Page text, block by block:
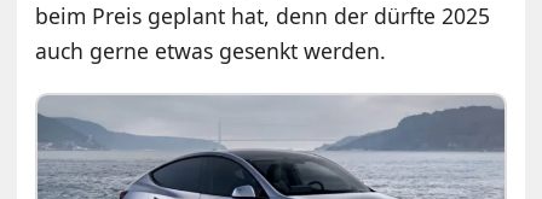
beim Preis geplant hat, denn der dürfte 2025
auch gerne etwas gesenkt werden.